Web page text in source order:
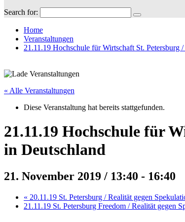
Search for:
Home
Veranstaltungen
21.11.19 Hochschule für Wirtschaft St. Petersburg
« Alle Veranstaltungen
Diese Veranstaltung hat bereits stattgefunden.
21.11.19 Hochschule für
in Deutschland
21. November 2019 / 13:40 - 16:40
« 20.11.19 St. Petersburg / Realität gegen
21.11.19 St. Petersburg Freedom / Realität gegen